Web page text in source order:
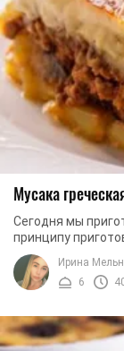
Мусака
Сегодня мы
принципу
ингредиентов
Ирина
6